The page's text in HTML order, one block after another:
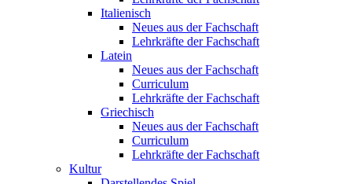
Italienisch
Neues aus der Fachschaft
Lehrkräfte der Fachschaft
Latein
Neues aus der Fachschaft
Curriculum
Lehrkräfte der Fachschaft
Griechisch
Neues aus der Fachschaft
Curriculum
Lehrkräfte der Fachschaft
Kultur